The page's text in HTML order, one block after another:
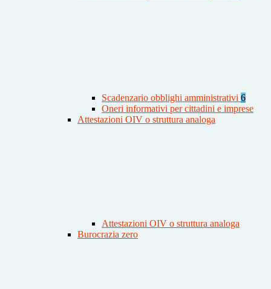
Scadenzario obblighi amministrativi 6
Oneri informativi per cittadini e imprese
Attestazioni OIV o struttura analoga
Attestazioni OIV o struttura analoga
Burocrazia zero